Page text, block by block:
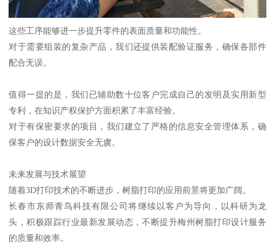
这些工序能够进一步提升零件的表面质量和功能性。
对于需要组装的复杂产品，我们还提供装配验证服务，确保各部件
配合无误。
值得一提的是，我们已辅助数十位客户完成自己的发明及实用新型
专利，在知识产权保护方面积累了丰富经验。
对于有保密要求的项目，我们建立了严格的信息安全管理体系，确
保客户的设计数据安全无虞。
未来发展与技术展望
随着3D打印技术的不断进步，树脂打印的应用前景将更加广阔。
长春市东师青鸟科技有限公司将继续以客户为导向，以科研为龙
头，积极跟踪行业最新发展动态，不断提升梅州树脂打印设计服务
的质量和效率。